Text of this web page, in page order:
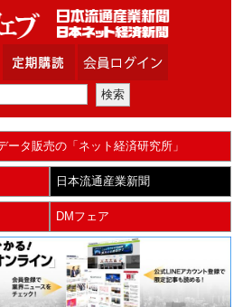
ータ販売の「ネット経済研究所」
日本流通産業新聞
DMフェア